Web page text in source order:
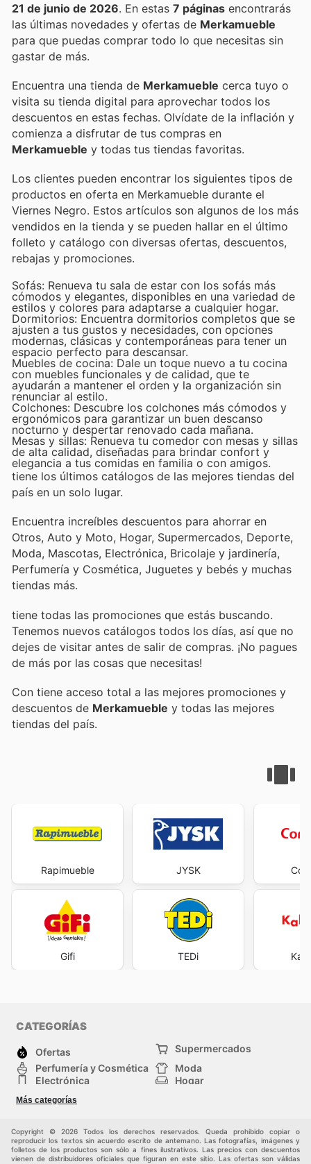
21 de junio de 2026 . En estas 7 páginas encontrarás
las últimas novedades y ofertas de Merkamueble
para que puedas comprar todo lo que necesitas sin
gastar de más.
Encuentra una tienda de Merkamueble cerca tuyo o
visita su tienda digital para aprovechar todos los
descuentos en estas fechas. Olvídate de la inflación y
comienza a disfrutar de tus compras en
Merkamueble y todas tus tiendas favoritas.
Los clientes pueden encontrar los siguientes tipos de
productos en oferta en Merkamueble durante el
Viernes Negro. Estos artículos son algunos de los más
vendidos en la tienda y se pueden hallar en el último
folleto y catálogo con diversas ofertas, descuentos,
rebajas y promociones.
Sofás: Renueva tu sala de estar con los sofás más
cómodos y elegantes, disponibles en una variedad de
estilos y colores para adaptarse a cualquier hogar.
Dormitorios: Encuentra dormitorios completos que se
ajusten a tus gustos y necesidades, con opciones
modernas, clásicas y contemporáneas para tener un
espacio perfecto para descansar.
Muebles de cocina: Dale un toque nuevo a tu cocina
con muebles funcionales y de calidad, que te
ayudarán a mantener el orden y la organización sin
renunciar al estilo.
Colchones: Descubre los colchones más cómodos y
ergonómicos para garantizar un buen descanso
nocturno y despertar renovado cada mañana.
Mesas y sillas: Renueva tu comedor con mesas y sillas
de alta calidad, diseñadas para brindar confort y
elegancia a tus comidas en familia o con amigos.
tiene los últimos catálogos de las mejores tiendas del
país en un solo lugar.
Encuentra increíbles descuentos para ahorrar en
Otros, Auto y Moto, Hogar, Supermercados, Deporte,
Moda, Mascotas, Electrónica, Bricolaje y jardinería,
Perfumería y Cosmética, Juguetes y bebés y muchas
tiendas más.
tiene todas las promociones que estás buscando.
Tenemos nuevos catálogos todos los días, así que no
dejes de visitar antes de salir de compras. ¡No pagues
de más por las cosas que necesitas!
Con tiene acceso total a las mejores promociones y
descuentos de Merkamueble y todas las mejores
tiendas del país.
Rapimueble
Gifi
JYSK
TEDi
CATEGORÍAS
Ofertas
Supermercados
Perfumería y Cosmética
Moda
Electrónica
Hogar
Deporte
Juguetes y bebés
Más categorías
Copyright © 2026 Todos los derechos reservados. Queda prohibido copiar o
reproducir los textos sin acuerdo escrito de antemano. Las fotografías, imágenes y
folletos de los productos son sólo a fines ilustrativos. Las precios con descuentos
vienen de distribuidores oficiales que figuran en este sitio. Las ofertas son válidas